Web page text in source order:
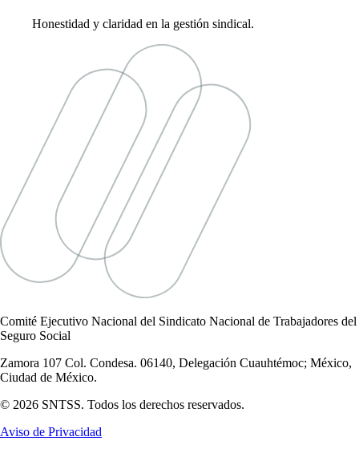
Honestidad y claridad en la gestión sindical.
Comité Ejecutivo Nacional del Sindicato Nacional de Trabajadores del
Seguro Social
Zamora 107 Col. Condesa. 06140, Delegación Cuauhtémoc; México,
Ciudad de México.
© 2026 SNTSS. Todos los derechos reservados.
Aviso de Privacidad